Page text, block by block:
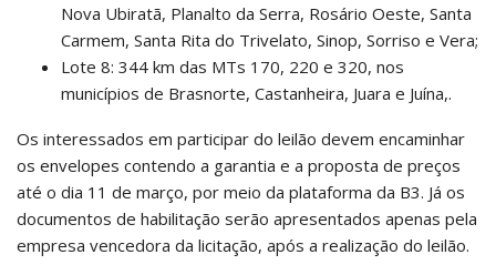
Nova Ubiratã, Planalto da Serra, Rosário Oeste, Santa
Carmem, Santa Rita do Trivelato, Sinop, Sorriso e Vera;
Lote 8: 344 km das MTs 170, 220 e 320, nos
municípios de Brasnorte, Castanheira, Juara e Juína,.
Os interessados em participar do leilão devem encaminhar
os envelopes contendo a garantia e a proposta de preços
até o dia 11 de março, por meio da plataforma da B3. Já os
documentos de habilitação serão apresentados apenas pela
empresa vencedora da licitação, após a realização do leilão.